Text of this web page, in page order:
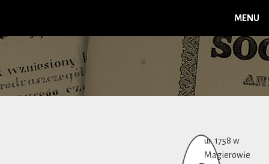
MENU
ur. 1758 w
Magierowie